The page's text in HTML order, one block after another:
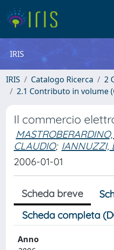
IRIS
IRIS Catalogo Ricerca
2
2.1 Contributo in volume
Il commercio
CLAUDIO; IANNUZZI,
2006-01-01
Scheda breve
Scheda completa
Anno